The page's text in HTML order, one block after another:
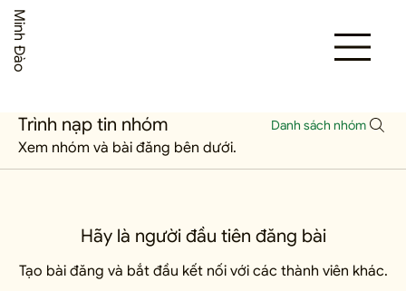
Minh Đào
Trình nạp tin nhóm Danh sách nhóm
Xem nhóm và bài đăng bên dưới.
Hãy là người đầu tiên đăng bài
Tạo bài đăng và bắt đầu kết nối với các thành viên khác.